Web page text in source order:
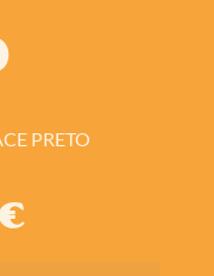
PRETO